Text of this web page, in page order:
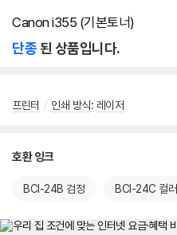
Canon i355 (기본토너)
단종된 상품입니다.
프린터 / 인쇄 방식: 레이저
호환 잉크
BCI-24B 검정 BCI-24C 컬러